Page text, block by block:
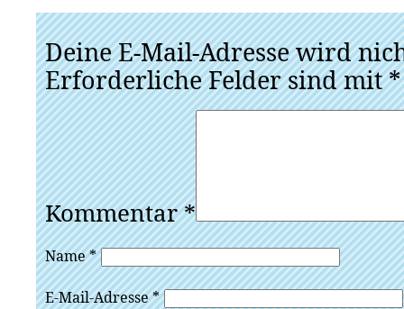
Deine E-Mail-Adresse wird
Erforderliche Felder sind mit*
Kommentar*
Name*
E-Mail-Adresse*